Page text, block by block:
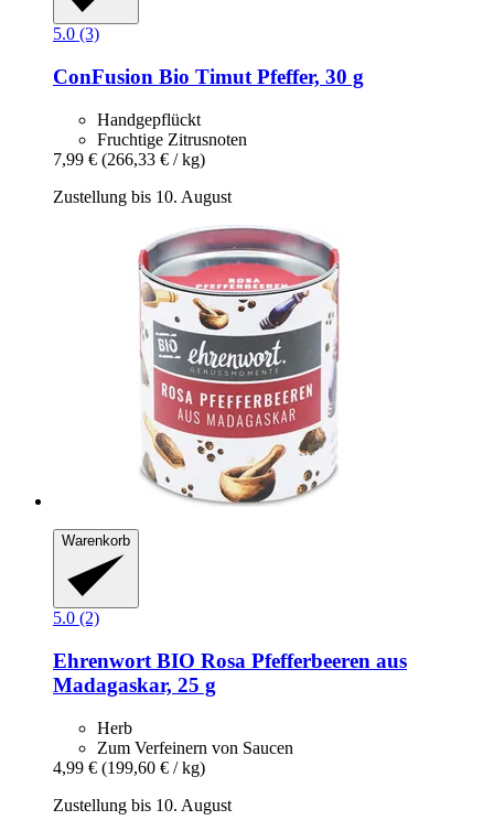
5.0 (3)
ConFusion Bio Timut Pfeffer, 30 g
Handgepflückt
Fruchtige Zitrusnoten
7,99 € (266,33 € / kg)
Zustellung bis 10. August
Warenkorb
5.0 (2)
Ehrenwort BIO Rosa Pfefferbeeren aus
Madagaskar, 25 g
Herb
Zum Verfeinern von Saucen
4,99 € (199,60 € / kg)
Zustellung bis 10. August